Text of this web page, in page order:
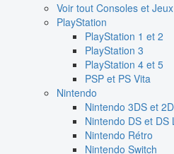
Voir tout Consoles et
PlayStation
PlayStation 1 et 2
PlayStation 3
PlayStation 4 et 5
PSP et PS Vita
Nintendo
Nintendo 3DS et
Nintendo DS et DS
Nintendo Rétro
Nintendo Switch